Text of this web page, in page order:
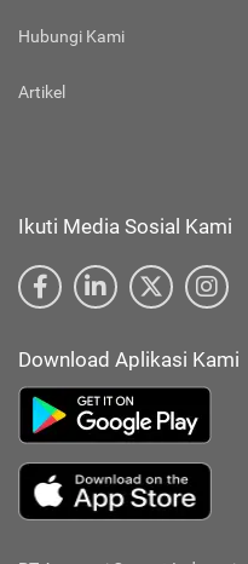
Hubungi Kami
Artikel
Ikuti Media Sosial Kami
Download Aplikasi Kami